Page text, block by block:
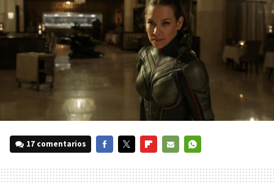
17 comentarios
MAIL